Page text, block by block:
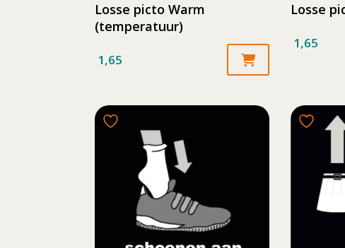
Losse picto Warm
(temperatuur)
1,65
Losse
1,65